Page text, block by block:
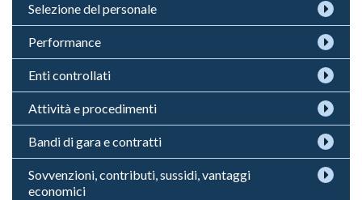
Selezione del personale
Performance
Enti controllati
Attività e procedimenti
Bandi di gara e contratti
Sovvenzioni, contributi, sussidi, vantaggi
economici